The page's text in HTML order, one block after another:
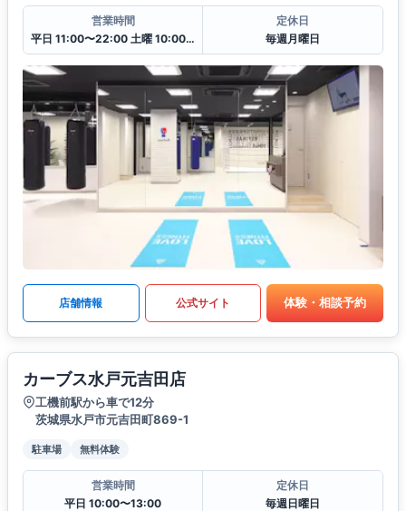
営業時間
平日 11:00〜22:00 土曜 10:00〜20:00 日・祝 10:00〜18:00
定休日
毎週月曜日
店舗情報 公式サイト 体験・相談予約
カーブス水戸元吉田店
工機前駅から車で12分
茨城県水戸市元吉田町869-1
駐車場 無料体験
営業時間
平日 10:00〜13:00
定休日
毎週日曜日